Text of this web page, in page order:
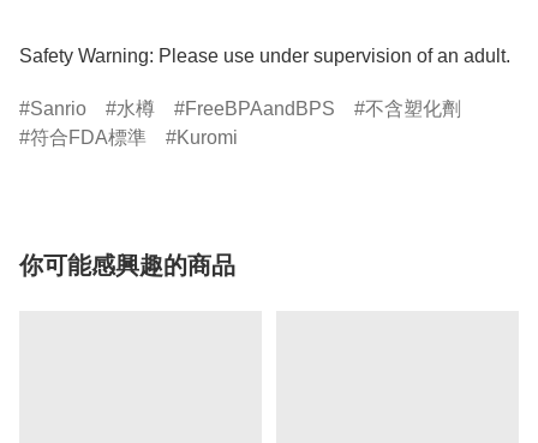
Safety Warning: Please use under supervision of an adult.
Sanrio 水樽 FreeBPAandBPS
不含塑化劑
符合FDA標準
Kuromi
你可能感興趣的商品